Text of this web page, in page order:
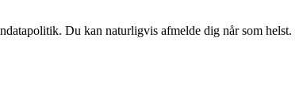
Du kan naturligvis afmelde dig når som helst.